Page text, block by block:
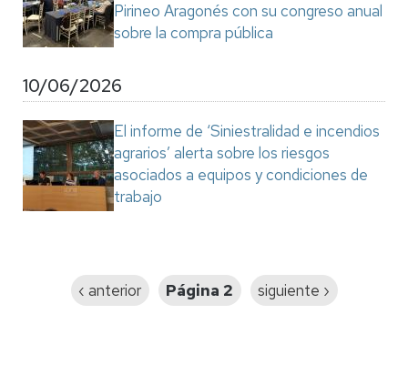
Pirineo Aragonés con su congreso anual
sobre la compra pública
10/06/2026
El informe de ‘Siniestralidad e incendios
agrarios’ alerta sobre los riesgos
asociados a equipos y condiciones de
trabajo
Página
‹ anterior Página 2
Siguiente
siguiente ›